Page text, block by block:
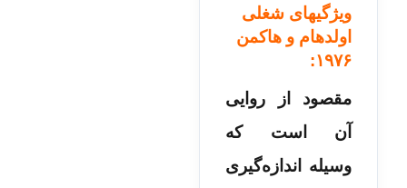
ویژگیهای شغلی
اولدهام و هاكمن
۱۹۷۶:
مقصود از روایی
آن است که
وسیله اندازه‌گیری